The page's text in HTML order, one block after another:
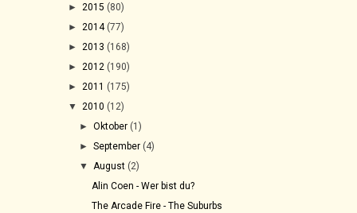
► 2015 (80)
► 2014 (77)
► 2013 (168)
► 2012 (190)
► 2011 (175)
▼ 2010 (12)
►Oktober (1)
►September (4)
▼ August (2)
Alin Coen - Wer bist du?
The Arcade Fire - The Suburbs